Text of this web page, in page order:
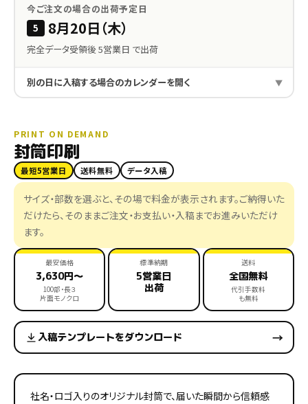
今ご注文の場合の出荷予定日
5
8月20日（木）
完全データ受領後 5営業日 で出荷
別の日に入稿する場合のカレンダーを開く
PRINT ON DEMAND
封筒印刷
最短5営業日 送料無料 データ入稿
サイズ・部数を選ぶと、その場で料金が表示されます。ご納得いた
だけたら、そのままご注文・お支払い・入稿までお進みいただけ
ます。
最安価格
3,630円〜
100部・長３
片面モノクロ
標準納期
5営業日
出荷
送料
全国無料
代引手数料
も無料
入稿テンプレートをダウンロード →
社名・ロゴ入りのオリジナル封筒で、届いた瞬間から信頼感